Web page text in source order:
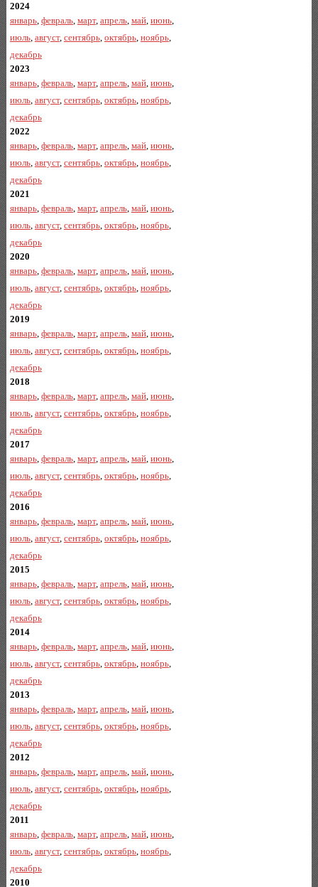
2024
январь, февраль, март, апрель, май, июнь,
июль, август, сентябрь, октябрь, ноябрь,
декабрь
2023
январь, февраль, март, апрель, май, июнь,
июль, август, сентябрь, октябрь, ноябрь,
декабрь
2022
январь, февраль, март, апрель, май, июнь,
июль, август, сентябрь, октябрь, ноябрь,
декабрь
2021
январь, февраль, март, апрель, май, июнь,
июль, август, сентябрь, октябрь, ноябрь,
декабрь
2020
январь, февраль, март, апрель, май, июнь,
июль, август, сентябрь, октябрь, ноябрь,
декабрь
2019
январь, февраль, март, апрель, май, июнь,
июль, август, сентябрь, октябрь, ноябрь,
декабрь
2018
январь, февраль, март, апрель, май, июнь,
июль, август, сентябрь, октябрь, ноябрь,
декабрь
2017
январь, февраль, март, апрель, май, июнь,
июль, август, сентябрь, октябрь, ноябрь,
декабрь
2016
январь, февраль, март, апрель, май, июнь,
июль, август, сентябрь, октябрь, ноябрь,
декабрь
2015
январь, февраль, март, апрель, май, июнь,
июль, август, сентябрь, октябрь, ноябрь,
декабрь
2014
январь, февраль, март, апрель, май, июнь,
июль, август, сентябрь, октябрь, ноябрь,
декабрь
2013
январь, февраль, март, апрель, май, июнь,
июль, август, сентябрь, октябрь, ноябрь,
декабрь
2012
январь, февраль, март, апрель, май, июнь,
июль, август, сентябрь, октябрь, ноябрь,
декабрь
2011
январь, февраль, март, апрель, май, июнь,
июль, август, сентябрь, октябрь, ноябрь,
декабрь
2010